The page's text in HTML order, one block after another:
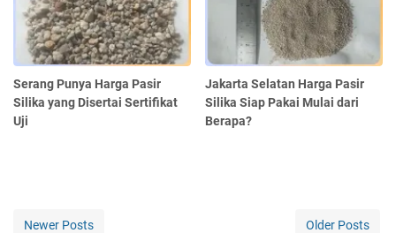
Serang Punya Harga Pasir
Silika yang Disertai Sertifikat
Uji
Jakarta Selatan Harga Pasir
Silika Siap Pakai Mulai dari
Berapa?
Newer Posts Older Posts